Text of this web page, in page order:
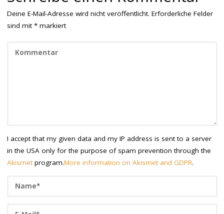
Deine E-Mail-Adresse wird nicht veröffentlicht. Erforderliche Felder
sind mit*markiert
I accept that my given data and my IP address is sent to a server
in the USA only for the purpose of spam prevention through the
Akismetprogram.More information on Akismet and GDPR.